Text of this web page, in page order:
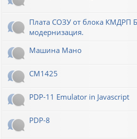
Плата СОЗУ от блока КМДРП
модернизация.
Машина Мано
СМ1425
PDP-11 Emulator in Javascript
PDP-8